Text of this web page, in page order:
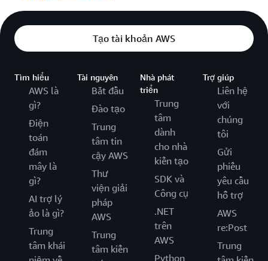
Tạo tài khoản AWS
Tìm hiểu
AWS là
gì?
Điện
toán
đám
mây là
gì?
AI trợ lý
ảo là gì?
Trung
tâm khái
Tài nguyên
Bắt đầu
Đào tạo
Trung
tâm tin
cậy AWS
Thư
viện giải
pháp
AWS
Trung
tâm kiến
Nhà phát
triển
Trung
tâm
dành
cho nhà
kiến tạo
SDK và
Công cụ
.NET
trên
AWS
Python
Trợ giúp
Liên hệ
với
chúng
tôi
Gửi
phiếu
yêu cầu
hỗ trợ
AWS
re:Post
Trung